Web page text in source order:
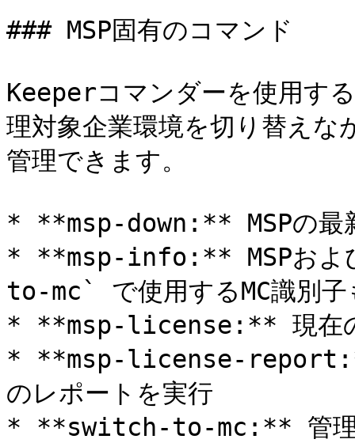
### MSP固有のコマンド
Keeperコマンダーを使用する
理対象企業環境を切り替えな
管理できます。
* **msp-down:** MSPの最
* **msp-info:** MSPおよ
to-mc` で使用するMC識別子
* **msp-license:** 現在の
* **msp-license-report:**
のレポートを実行
* **switch-to-mc:** 管理